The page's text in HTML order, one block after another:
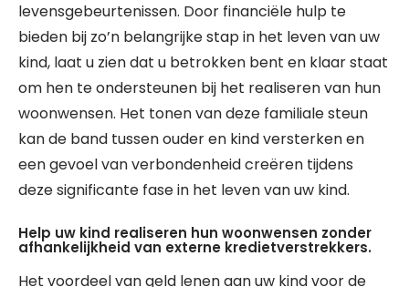
levensgebeurtenissen. Door financiële hulp te
bieden bij zo’n belangrijke stap in het leven van uw
kind, laat u zien dat u betrokken bent en klaar staat
om hen te ondersteunen bij het realiseren van hun
woonwensen. Het tonen van deze familiale steun
kan de band tussen ouder en kind versterken en
een gevoel van verbondenheid creëren tijdens
deze significante fase in het leven van uw kind.
Help uw kind realiseren hun woonwensen zonder
afhankelijkheid van externe kredietverstrekkers.
Het voordeel van geld lenen aan uw kind voor de